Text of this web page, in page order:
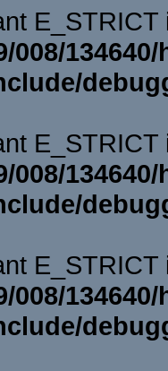
008/
008/
008/